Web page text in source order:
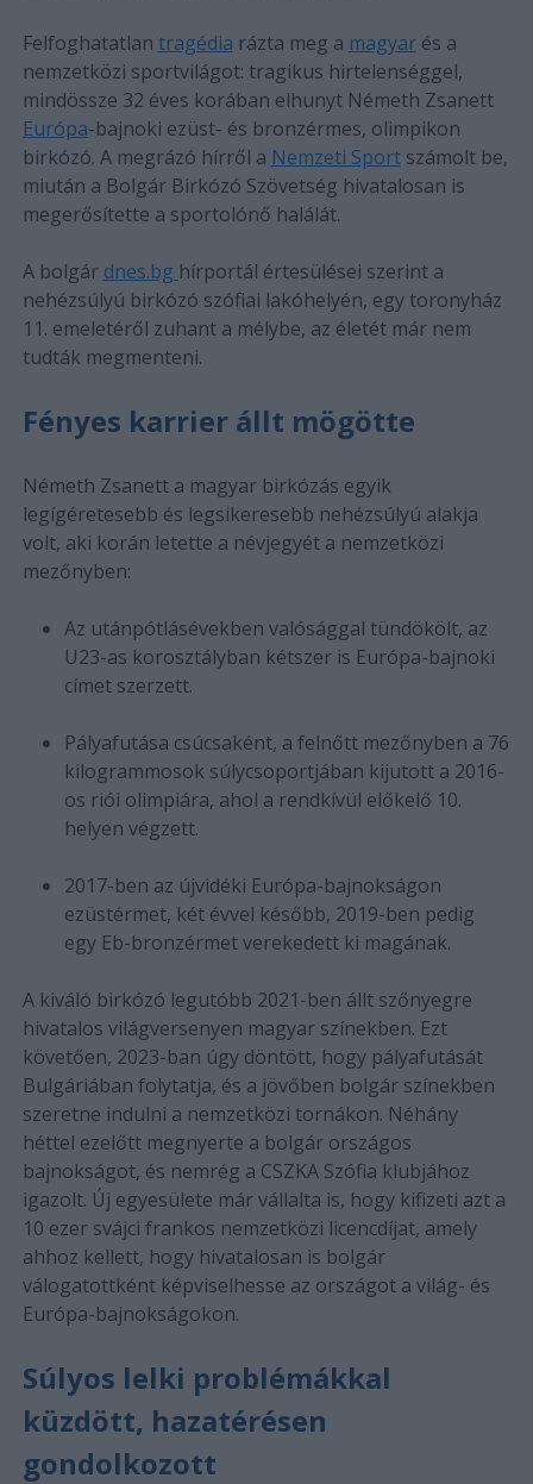
Felfoghatatlan tragédia rázta meg a magyarés a
nemzetközi sportvilágot: tragikus hirtelenséggel,
mindössze 32 éves korában elhunyt Németh Zsanett
Európa-bajnoki ezüst- és bronzérmes, olimpikon
birkózó. A megrázó hírről a Nemzeti Sportszámolt be,
miután a Bolgár Birkózó Szövetség hivatalosan is
megerősítette a sportolónő halálát.
A bolgár dnes.bg hírportál értesülései szerint a
nehézsúlyú birkózó szófiai lakóhelyén, egy toronyház
11. emeletéről zuhant a mélybe, az életét már nem
tudták megmenteni.
Fényes karrier állt mögötte
Németh Zsanett a magyar birkózás egyik
legígéretesebb és legsikeresebb nehézsúlyú alakja
volt, aki korán letette a névjegyét a nemzetközi
mezőnyben:
Az utánpótlásévekben valósággal tündökölt, az
U23-as korosztályban kétszer is Európa-bajnoki
címet szerzett.
Pályafutása csúcsaként, a felnőtt mezőnyben a 76
kilogrammosok súlycsoportjában kijutott a 2016-
os riói olimpiára, ahol a rendkívül előkelő 10.
helyen végzett.
2017-ben az újvidéki Európa-bajnokságon
ezüstérmet, két évvel később, 2019-ben pedig
egy Eb-bronzérmet verekedett ki magának.
A kiváló birkózó legutóbb 2021-ben állt szőnyegre
hivatalos világversenyen magyar színekben. Ezt
követően, 2023-ban úgy döntött, hogy pályafutását
Bulgáriában folytatja, és a jövőben bolgár színekben
szeretne indulni a nemzetközi tornákon. Néhány
héttel ezelőtt megnyerte a bolgár országos
bajnokságot, és nemrég a CSZKA Szófia klubjához
igazolt. Új egyesülete már vállalta is, hogy kifizeti azt a
10 ezer svájci frankos nemzetközi licencdíjat, amely
ahhoz kellett, hogy hivatalosan is bolgár
válogatottként képviselhesse az országot a világ- és
Európa-bajnokságokon.
Súlyos lelki problémákkal
küzdött, hazatérésen
gondolkozott